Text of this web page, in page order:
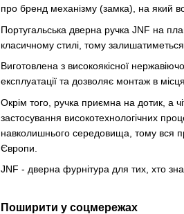
про бренд механізму (замка), на який
Португальська дверна ручка JNF на
класичному стилі, тому
Виготовлена з високоякісної
експлуатації та дозволяє монтаж в
Окрім того, ручка приємна на дотик, а
застосування високотехнологічних
навколишнього середовища, тому вся
Європи.
JNF - дверна фурнітура для тих, хто
Поширити у соцмережах